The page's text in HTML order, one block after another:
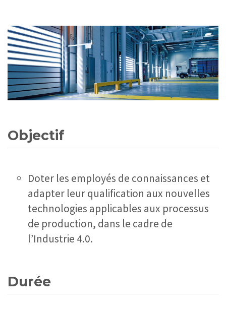
Objectif
Doter les employés de connaissances et
adapter leur qualification aux nouvelles
technologies applicables aux processus
de production, dans le cadre de
l’Industrie 4.0.
Durée